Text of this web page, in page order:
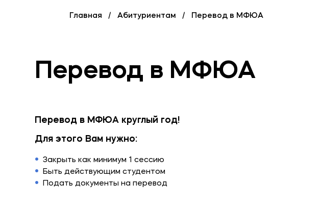
Главная Абитуриентам Перевод в МФЮА
Перевод в МФЮА
Перевод в МФЮА круглый год!
Для этого Вам нужно:
Закрыть как минимум 1 сессию
Быть действующим студентом
Подать документы на перевод